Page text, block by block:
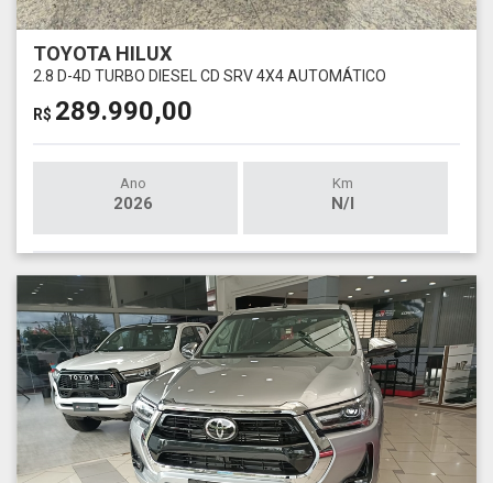
TOYOTA HILUX
2.8 D-4D TURBO DIESEL CD SRV 4X4 AUTOMÁTICO
R$ 289.990,00
Ano
2026
Km
N/I